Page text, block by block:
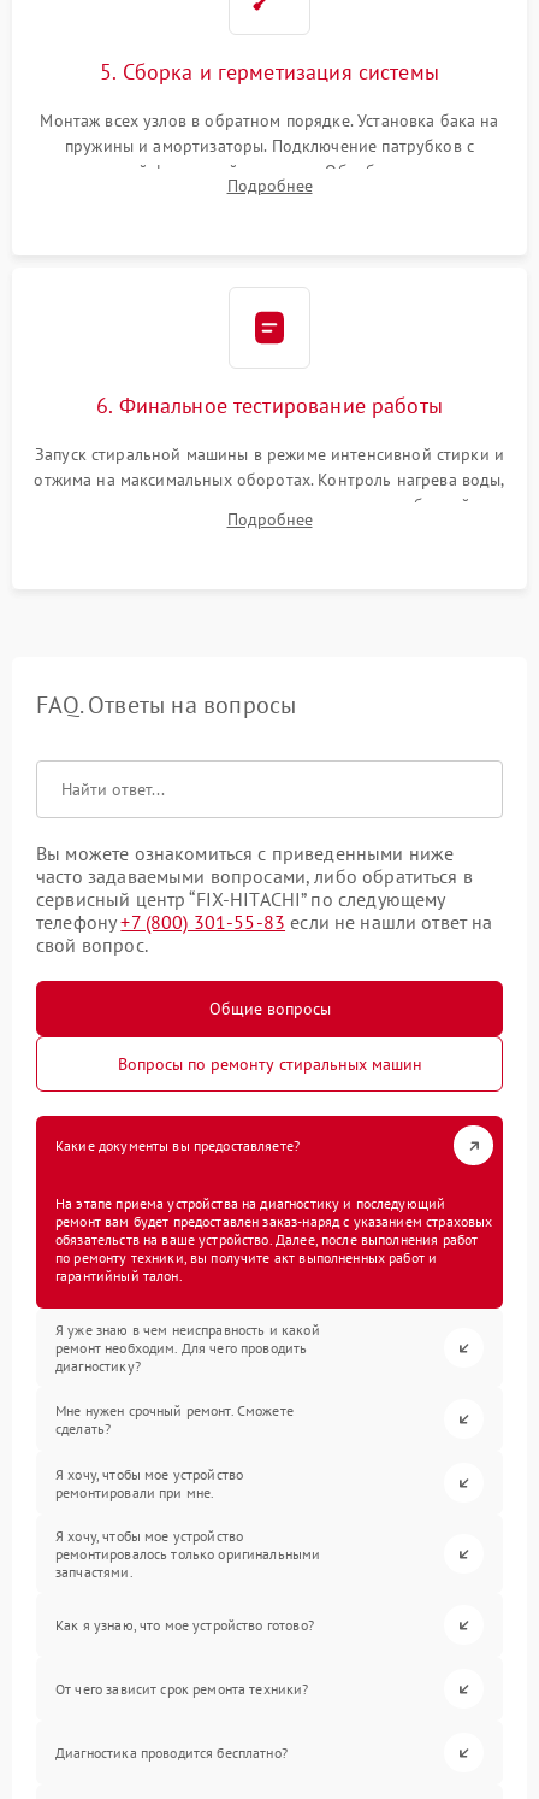
5. Сборка и герметизация системы
Монтаж всех узлов в обратном порядке. Установка бака на
пружины и амортизаторы. Подключение патрубков с
надежной фиксацией хомутами. Обработка стыков
герметиком для предотвращения возможных протечек воды.
Подробнее
6. Финальное тестирование работы
Запуск стиральной машины в режиме интенсивной стирки и
отжима на максимальных оборотах. Контроль нагрева воды,
корректности слива, отсутствия излишних вибраций,
посторонних стуков и протечек под корпусом.
Подробнее
FAQ. Ответы на вопросы
Вы можете ознакомиться с приведенными ниже
часто задаваемыми вопросами, либо обратиться в
сервисный центр “FIX-HITACHI” по следующему
телефону+7 (800) 301-55-83 если не нашли ответ на
свой вопрос.
Общие вопросы
Вопросы по ремонту стиральных машин
Какие документы вы предоставляете?
На этапе приема устройства на диагностику и последующий
ремонт вам будет предоставлен заказ-наряд с указанием страховых
обязательств на ваше устройство. Далее, после выполнения работ
по ремонту техники, вы получите акт выполненных работ и
гарантийный талон.
Я уже знаю в чем неисправность и какой
ремонт необходим. Для чего проводить
диагностику?
Мне нужен срочный ремонт. Сможете
сделать?
Я хочу, чтобы мое устройство
ремонтировали при мне.
Я хочу, чтобы мое устройство
ремонтировалось только оригинальными
запчастями.
Как я узнаю, что мое устройство готово?
От чего зависит срок ремонта техники?
Диагностика проводится бесплатно?